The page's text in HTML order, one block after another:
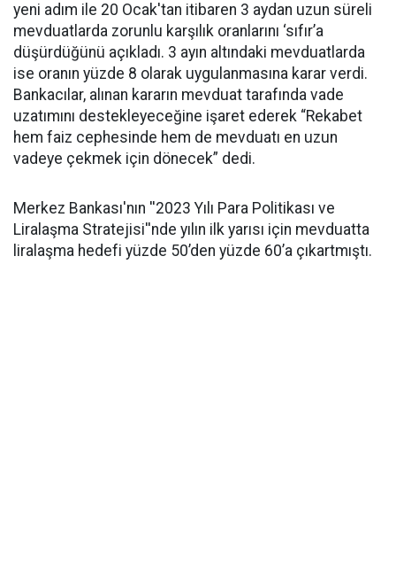
yeni adım ile 20 Ocak'tan itibaren 3 aydan uzun süreli
mevduatlarda zorunlu karşılık oranlarını ‘sıfır’a
düşürdüğünü açıkladı. 3 ayın altındaki mevduatlarda
ise oranın yüzde 8 olarak uygulanmasına karar verdi.
Bankacılar, alınan kararın mevduat tarafında vade
uzatımını destekleyeceğine işaret ederek “Rekabet
hem faiz cephesinde hem de mevduatı en uzun
vadeye çekmek için dönecek” dedi.
Merkez Bankası'nın ''2023 Yılı Para Politikası ve
Liralaşma Stratejisi''nde yılın ilk yarısı için mevduatta
liralaşma hedefi yüzde 50’den yüzde 60’a çıkartmıştı.